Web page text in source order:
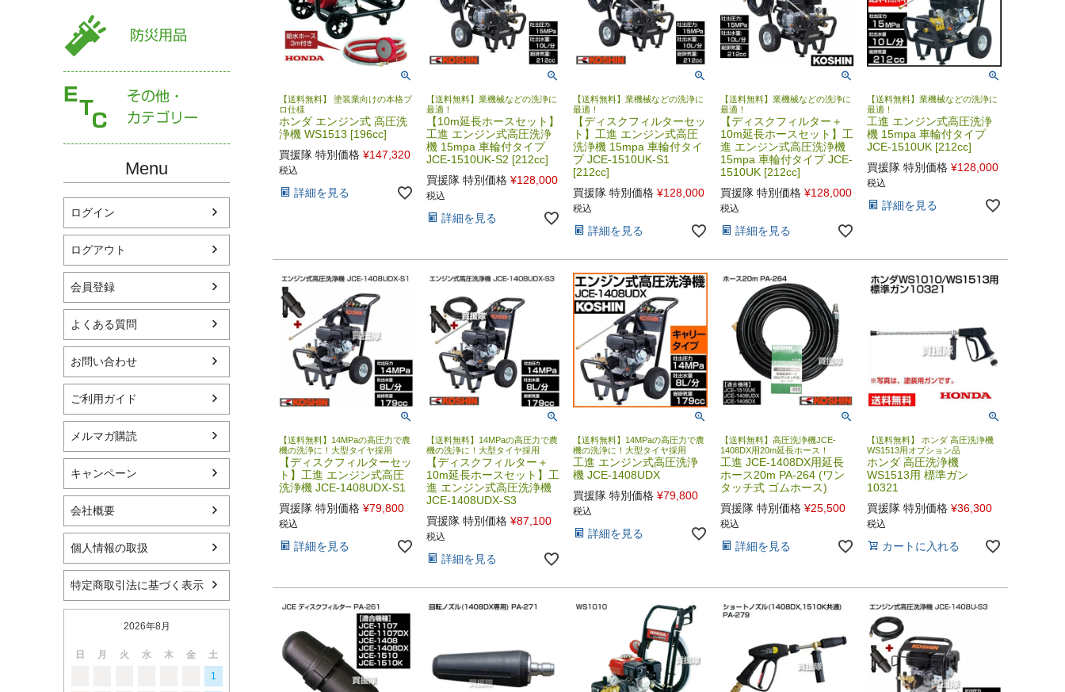
Menu
ログイン
ログアウト
会員登録
よくある質問
お問い合わせ
ご利用ガイド
メルマガ購読
キャンペーン
会社概要
個人情報の取扱
特定商取引法に基づく表示
2026年8月
日 月 火 水 木 金
土
1
【送料無料】 塗装業向けの本格プ
ロ仕様
ホンダ エンジン式 高圧洗
浄機 WS1513 [196cc]
買援隊 特別価格 ¥147,320
税込
詳細を見る
【送料無料】業機械などの洗浄に
最適！
【10m延長ホースセット】
工進 エンジン式高圧洗浄
機 15mpa 車輪付タイプ
JCE-1510UK-S2 [212cc]
買援隊 特別価格 ¥128,000
税込
詳細を見る
【送料無料】業機械などの洗浄に
最適！
【ディスクフィルターセッ
ト】工進 エンジン式高圧
洗浄機 15mpa 車輪付タイ
プ JCE-1510UK-S1
[212cc]
買援隊 特別価格 ¥128,000
税込
詳細を見る
【送料無料】業機械などの洗浄に
最適！
【ディスクフィルター＋
10m延長ホースセット】工
進 エンジン式高圧洗浄機
15mpa 車輪付タイプ JCE-
1510UK [212cc]
買援隊 特別価格 ¥128,000
税込
詳細を見る
【送料無料】業機械などの洗浄に
最適！
工進 エンジン式高圧洗浄
機 15mpa 車輪付タイプ
JCE-1510UK [212cc]
買援隊 特別価格 ¥128,000
税込
詳細を見る
【送料無料】14MPaの高圧力で農
機の洗浄に！大型タイヤ採用
【ディスクフィルターセッ
ト】工進 エンジン式高圧
洗浄機 JCE-1408UDX-S1
買援隊 特別価格 ¥79,800
税込
詳細を見る
【送料無料】14MPaの高圧力で農
機の洗浄に！大型タイヤ採用
【ディスクフィルター＋
10m延長ホースセット】工
進 エンジン式高圧洗浄機
JCE-1408UDX-S3
買援隊 特別価格 ¥87,100
税込
詳細を見る
【送料無料】14MPaの高圧力で農
機の洗浄に！大型タイヤ採用
工進 エンジン式高圧洗浄
機 JCE-1408UDX
買援隊 特別価格 ¥79,800
税込
詳細を見る
【送料無料】高圧洗浄機JCE-
1408DX用20m延長ホース！
工進 JCE-1408DX用延長
ホース20m PA-264 (ワン
タッチ式 ゴムホース)
買援隊 特別価格 ¥25,500
税込
詳細を見る
【送料無料】 ホンダ 高圧洗浄機
WS1513用オプション品
ホンダ 高圧洗浄機
WS1513用 標準ガン
10321
買援隊 特別価格 ¥36,300
税込
カートに入れる